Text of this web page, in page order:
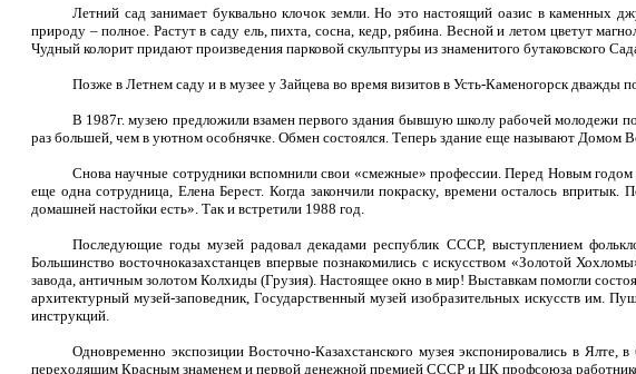
Летний сад занимает буквально клочок земли. Но это настоящий оазис в каменных
природу – полное. Растут в саду ель, пихта, сосна, кедр, рябина. Весной и летом цветут
Чудный колорит придают произведения парковой скульптуры из знаменитого бутаковского
Позже в Летнем саду и в музее у Зайцева во время визитов в Усть-Каменогорск дважды
В 1987г. музею предложили взамен первого здания бывшую школу рабочей молодежи
раз большей, чем в уютном особнячке. Обмен состоялся. Теперь здание еще называют Домом
Снова научные сотрудники вспомнили свои «смежные» профессии. Перед Новым годом
еще одна сотрудница, Елена Берест. Когда закончили покраску, времени осталось
домашней настойки есть». Так и встретили 1988 год.
Последующие годы музей радовал декадами республик СССР, выступлением
Большинство восточноказахстанцев впервые познакомились с искусством «Золотой
завода, античным золотом Колхиды (Грузия). Настоящее окно в мир! Выставкам помогли
архитектурный музей-заповедник, Государственный музей изобразительных искусств им.
инструкций.
Одновременно экспозиции Восточно-Казахстанского музея экспонировались в
переходящим Красным знаменем и первой денежной премией СССР и ЦК профсоюза